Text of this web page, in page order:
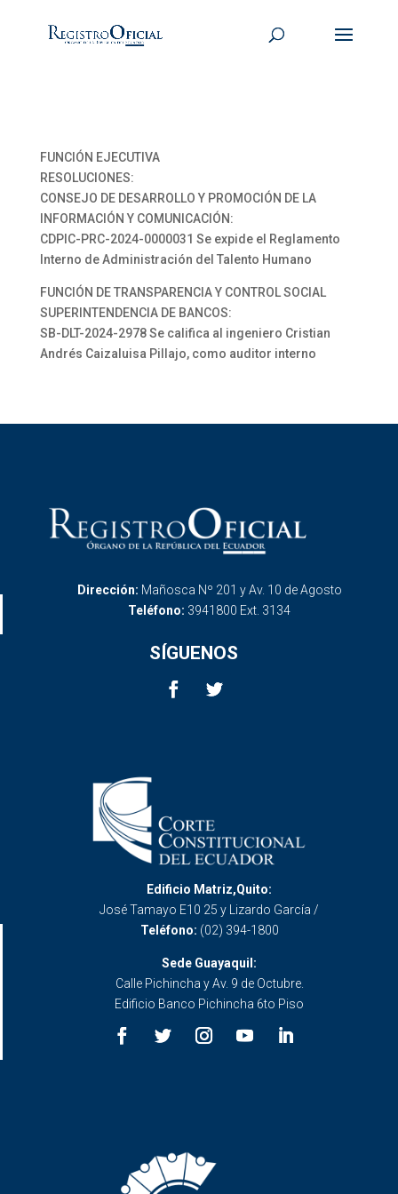
FUNCIÓN EJECUTIVA
RESOLUCIONES:
CONSEJO DE DESARROLLO Y PROMOCIÓN DE LA
INFORMACIÓN Y COMUNICACIÓN:
CDPIC-PRC-2024-0000031 Se expide el Reglamento
Interno de Administración del Talento Humano
FUNCIÓN DE TRANSPARENCIA Y CONTROL SOCIAL
SUPERINTENDENCIA DE BANCOS:
SB-DLT-2024-2978 Se califica al ingeniero Cristian
Andrés Caizaluisa Pillajo, como auditor interno
Dirección: Mañosca Nº 201 y Av. 10 de Agosto
Teléfono: 3941800 Ext. 3134
SÍGUENOS
Edificio Matriz,Quito:
José Tamayo E10 25 y Lizardo García /
Teléfono: (02) 394-1800
Sede Guayaquil:
Calle Pichincha y Av. 9 de Octubre.
Edificio Banco Pichincha 6to Piso